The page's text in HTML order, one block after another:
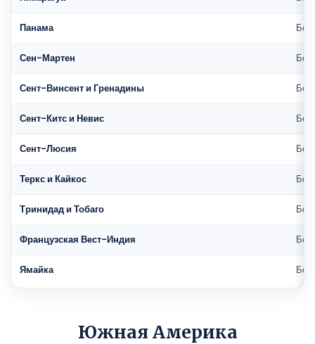
Панама Без
Сен-Мартен Без
Сент-Винсент и Гренадины Без
Сент-Китс и Невис Без
Сент-Люсия Без
Теркс и Кайкос Без
Тринидад и Тобаго Без
Французская Вест-Индия Без
Ямайка Без
Южная Америка